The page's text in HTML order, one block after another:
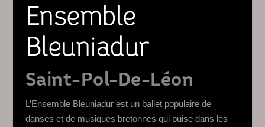
Ensemble
Bleuniadur
Saint-Pol-De-Léon
L’Ensemble Bleuniadur est un ballet populaire de
danses et de musiques bretonnes qui puise dans les